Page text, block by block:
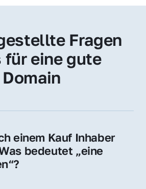
Fragen
für eine gute
Domain
einem Kauf Inhaber
bedeutet „eine